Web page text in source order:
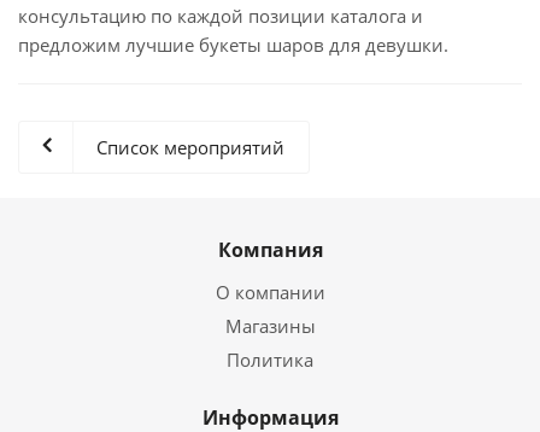
консультацию по каждой позиции каталога и
предложим лучшие букеты шаров для девушки.
Список мероприятий
Компания
О компании
Магазины
Политика
Информация